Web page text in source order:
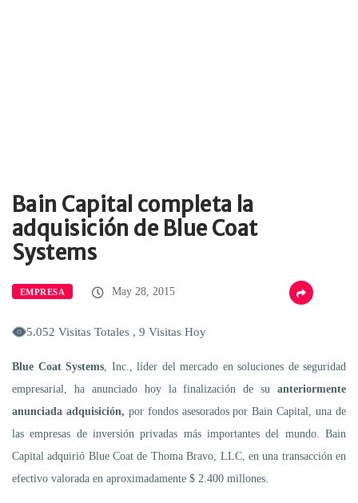
Bain Capital completa la
adquisición de Blue Coat
Systems
EMPRESA May 28, 2015
5.052 Visitas Totales , 9 Visitas Hoy
Blue Coat Systems , Inc., líder del mercado en soluciones de seguridad
empresarial, ha anunciado hoy la finalización de su anteriormente
anunciada adquisición, por fondos asesorados por Bain Capital, una de
las empresas de inversión privadas más importantes del mundo. Bain
Capital adquirió Blue Coat de Thoma Bravo, LLC, en una transacción en
efectivo valorada en aproximadamente $ 2.400 millones.